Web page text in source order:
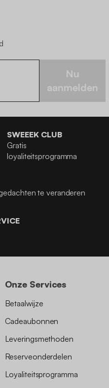
Nu
aanmelden
SWEEEK CLUB
Gratis
loyaliteitsprogramma
te veranderen
Onze Services
Betaalwijze
Cadeaubonnen
Leveringsmethoden
Reserveonderdelen
Loyaliteitsprogramma